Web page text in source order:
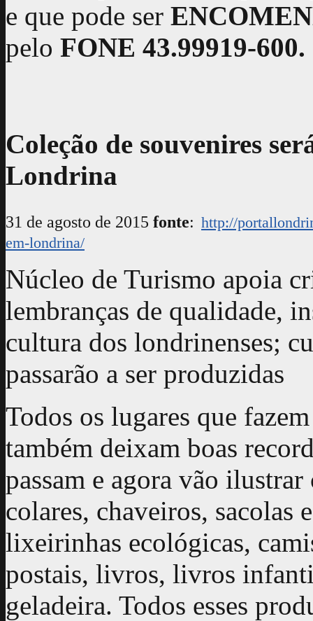
e que pode ser
pelo FONE 43.99919-600.
Coleção de souvenires
Londrina
31 de agosto de 2015 fonte: http://
em-londrina/
Núcleo de Turismo apoia
lembranças de qualidade,
cultura dos londrinenses;
passarão a ser produzidas
Todos os lugares que
também deixam boas
passam e agora vão
colares, chaveiros, sacolas
lixeirinhas ecológicas,
postais, livros, livros
geladeira. Todos esses